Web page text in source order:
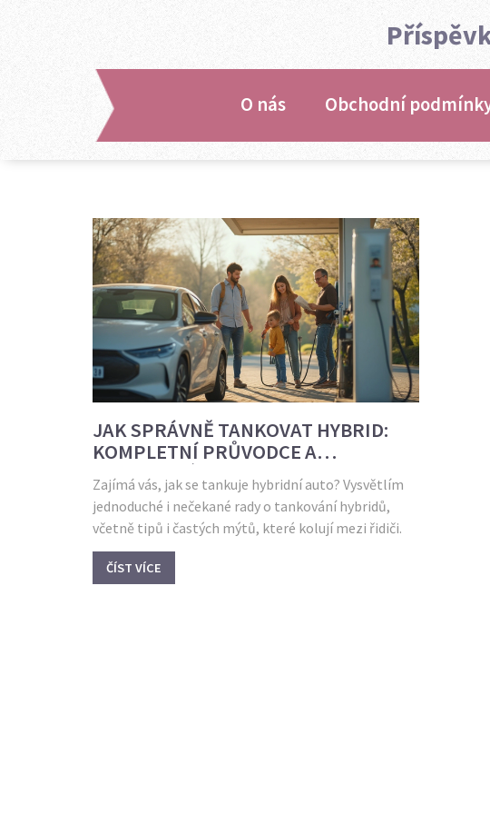
O nás Obchodní
JAK SPRÁVNĚ TANKOVAT HYBRID:
KOMPLETNÍ PRŮVODCE A
PRAKTICKÉ RADY
Zajímá vás, jak se tankuje hybridní auto? Vysvětlím
jednoduché i nečekané rady o tankování hybridů,
včetně tipů i častých mýtů, které kolují mezi řidiči.
ČÍST VÍCE